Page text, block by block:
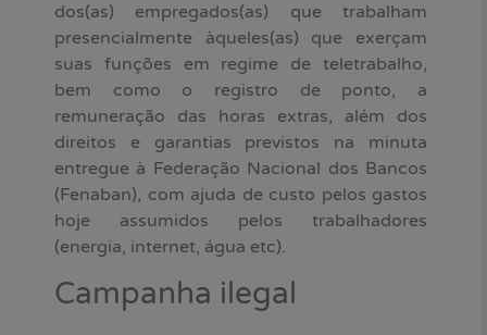
dos(as) empregados(as) que trabalham
presencialmente àqueles(as) que exerçam
suas funções em regime de teletrabalho,
bem como o registro de ponto, a
remuneração das horas extras, além dos
direitos e garantias previstos na minuta
entregue à Federação Nacional dos Bancos
(Fenaban), com ajuda de custo pelos gastos
hoje assumidos pelos trabalhadores
(energia, internet, água etc).
Campanha ilegal